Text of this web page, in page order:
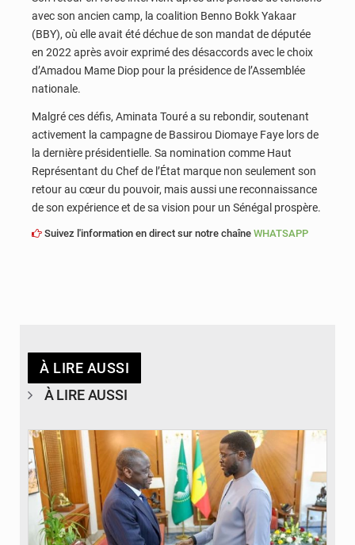
avec son ancien camp, la coalition Benno Bokk Yakaar
(BBY), où elle avait été déchue de son mandat de députée
en 2022 après avoir exprimé des désaccords avec le choix
d’Amadou Mame Diop pour la présidence de l’Assemblée
nationale.
Malgré ces défis, Aminata Touré a su rebondir, soutenant
activement la campagne de Bassirou Diomaye Faye lors de
la dernière présidentielle. Sa nomination comme Haut
Représentant du Chef de l’État marque non seulement son
retour au cœur du pouvoir, mais aussi une reconnaissance
de son expérience et de sa vision pour un Sénégal prospère.
Suivez l'information en direct sur notre chaîne WHATSAPP
À LIRE AUSSI
À LIRE AUSSI